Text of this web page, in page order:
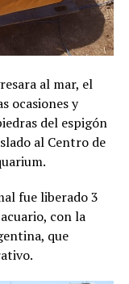
al mar, el
ocasiones y
del espigón
al Centro de
fue liberado 3
con la
que